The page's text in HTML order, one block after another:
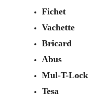
Fichet
Vachette
Bricard
Abus
Mul-T-Lock
Tesa